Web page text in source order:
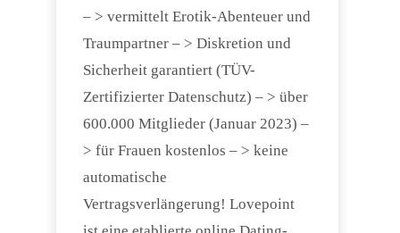
– > vermittelt Erotik-Abenteuer und
Traumpartner – > Diskretion und
Sicherheit garantiert (TÜV-
Zertifizierter Datenschutz) – > über
600.000 Mitglieder (Januar 2023) –
> für Frauen kostenlos – > keine
automatische
Vertragsverlängerung! Lovepoint